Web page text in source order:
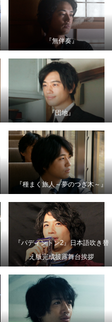
『無伴奏』
『団地』
『種まく旅人～夢のつぎ木～』
『パディントン2』日本語吹き替
え版完成披露舞台挨拶